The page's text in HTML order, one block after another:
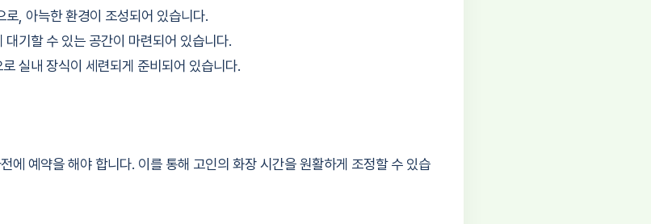
로, 아늑한 환경이 조성되어 있습니다.
대기할 수 있는 공간이 마련되어 있습니다.
실내 장식이 세련되게 준비되어 있습니다.
에 예약을 해야 합니다. 이를 통해 고인의 화장 시간을 원활하게 조정할 수 있습